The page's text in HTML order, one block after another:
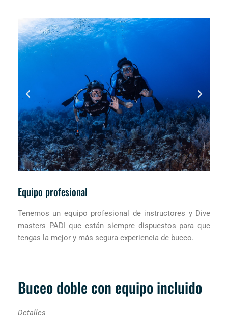
Equipo profesional
Tenemos un equipo profesional de instructores y Dive
masters PADI que están siempre dispuestos para que
tengas la mejor y más segura experiencia de buceo.
Buceo doble con equipo incluido
Detalles